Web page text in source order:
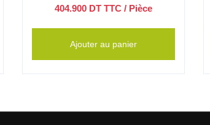
404.900 DT TTC / Pièce
Ajouter au panier